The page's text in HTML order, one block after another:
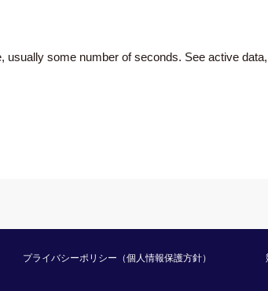
some number of seconds. See active
プライバシーポリシー（個人情報保護方針）